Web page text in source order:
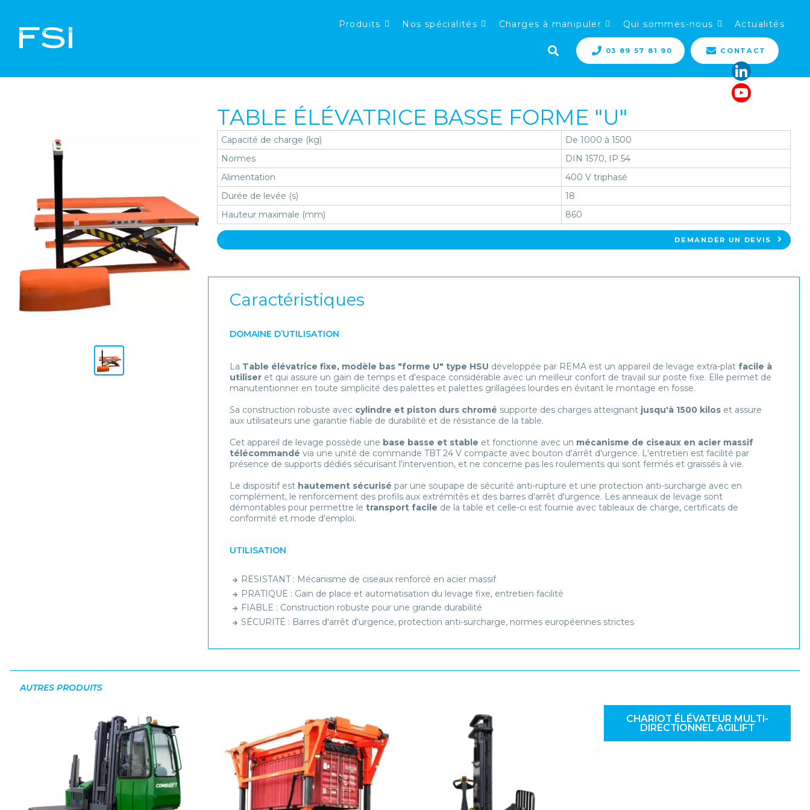
Produits Nos spécialités Charges à manipuler Qui sommes-nous Actualités
03 89 57 81 90 CONTACT
TABLE ÉLÉVATRICE BASSE FORME "U"
Capacité de charge (kg)
De 1000 à 1500
Normes
DIN 1570, IP 54
Alimentation
400 V triphasé
Durée de levée (s)
18
Hauteur maximale (mm)
860
DEMANDER UN DEVIS
Caractéristiques
DOMAINE D’UTILISATION
La Table élévatrice fixe, modèle bas "forme U" type HSU développée par REMA est un appareil de levage extra-plat facile à
utiliseret qui assure un gain de temps et d'espace considérable avec un meilleur confort de travail sur poste fixe. Elle permet de
manutentionner en toute simplicité des palettes et palettes grillagées lourdes en évitant le montage en fosse.
Sa construction robuste avec cylindre et piston durs chromé supporte des charges atteignant jusqu'à 1500 kiloset assure
aux utilisateurs une garantie fiable de durabilité et de résistance de la table.
Cet appareil de levage possède une base basse et stable et fonctionne avec un mécanisme de ciseaux en acier massif
télécommandé via une unité de commande TBT 24 V compacte avec bouton d'arrêt d'urgence. L'entretien est facilité par
présence de supports dédiés sécurisant l'intervention, et ne concerne pas les roulements qui sont fermés et graissés à vie.
Le dispositif est hautement sécurisé par une soupape de sécurité anti-rupture et une protection anti-surcharge avec en
complément, le renforcement des profils aux extrémités et des barres d'arrêt d'urgence. Les anneaux de levage sont
démontables pour permettre le transport facile de la table et celle-ci est fournie avec tableaux de charge, certificats de
conformité et mode d'emploi.
UTILISATION
RESISTANT : Mécanisme de ciseaux renforcé en acier massif
PRATIQUE : Gain de place et automatisation du levage fixe, entretien facilité
FIABLE : Construction robuste pour une grande durabilité
SÉCURITÉ : Barres d'arrêt d'urgence, protection anti-surcharge, normes européennes strictes
AUTRES PRODUITS
CHARIOT ÉLÉVATEUR MULTI-
DIRECTIONNEL AGILIFT